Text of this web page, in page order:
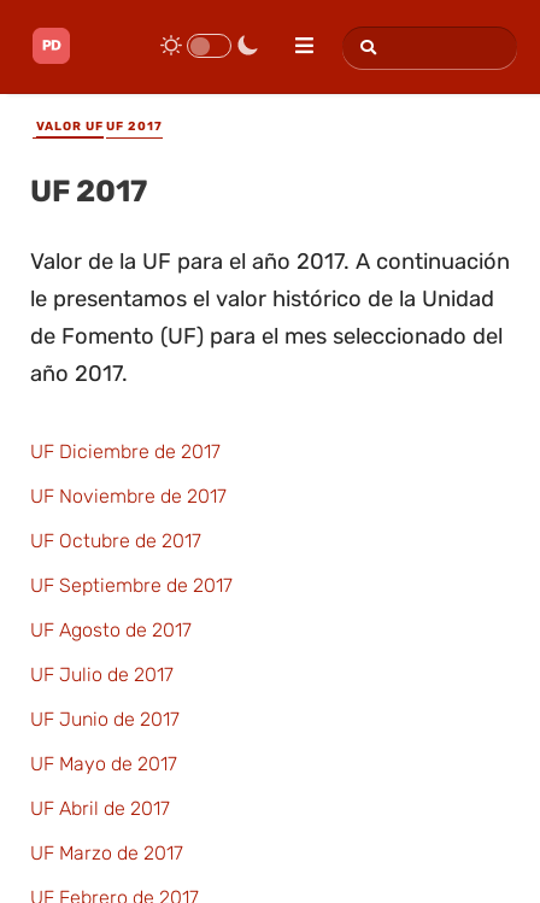
VALOR UF UF 2017
UF 2017
Valor de la UF para el año 2017. A continuación
le presentamos el valor histórico de la Unidad
de Fomento (UF) para el mes seleccionado del
año 2017.
UF Diciembre de 2017
UF Noviembre de 2017
UF Octubre de 2017
UF Septiembre de 2017
UF Agosto de 2017
UF Julio de 2017
UF Junio de 2017
UF Mayo de 2017
UF Abril de 2017
UF Marzo de 2017
UF Febrero de 2017